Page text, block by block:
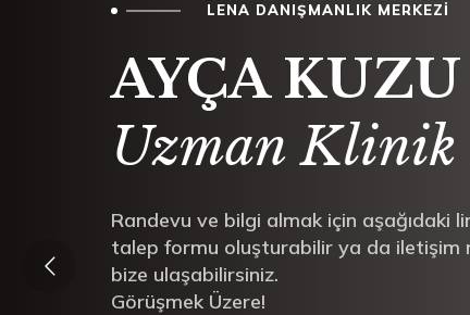
AYÇA KUZU
Uzman Klinik
Randevu ve bilgi almak için aşağıdaki
talep formu oluşturabilir ya da iletişim
bize ulaşabilirsiniz.
Görüşmek Üzere!
LENA DANIŞMANLIK MERKEZİ